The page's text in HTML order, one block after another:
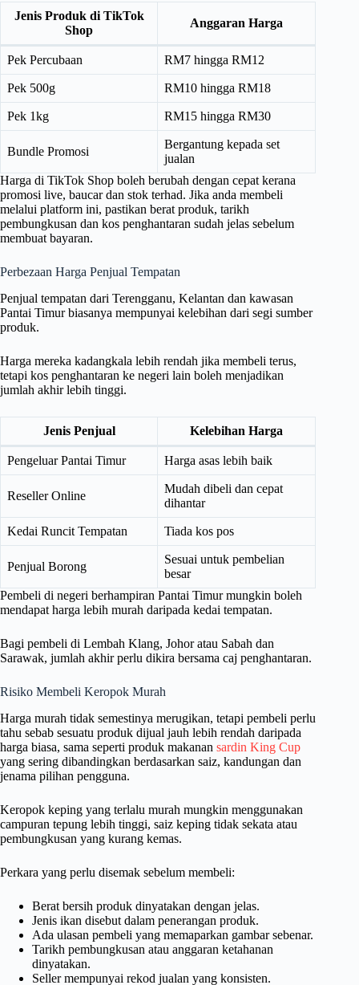
Jenis Produk di TikTok
Shop
Anggaran Harga
Pek Percubaan RM7 hingga RM12
Pek 500g RM10 hingga RM18
Pek 1kg RM15 hingga RM30
Bundle Promosi
Bergantung kepada set
jualan
Harga di TikTok Shop boleh berubah dengan cepat kerana
promosi live, baucar dan stok terhad. Jika anda membeli
melalui platform ini, pastikan berat produk, tarikh
pembungkusan dan kos penghantaran sudah jelas sebelum
membuat bayaran.
Perbezaan Harga Penjual Tempatan
Penjual tempatan dari Terengganu, Kelantan dan kawasan
Pantai Timur biasanya mempunyai kelebihan dari segi sumber
produk.
Harga mereka kadangkala lebih rendah jika membeli terus,
tetapi kos penghantaran ke negeri lain boleh menjadikan
jumlah akhir lebih tinggi.
Jenis Penjual Kelebihan Harga
Pengeluar Pantai Timur Harga asas lebih baik
Reseller Online
Mudah dibeli dan cepat
dihantar
Kedai Runcit Tempatan Tiada kos pos
Penjual Borong
Sesuai untuk pembelian
besar
Pembeli di negeri berhampiran Pantai Timur mungkin boleh
mendapat harga lebih murah daripada kedai tempatan.
Bagi pembeli di Lembah Klang, Johor atau Sabah dan
Sarawak, jumlah akhir perlu dikira bersama caj penghantaran.
Risiko Membeli Keropok Murah
Harga murah tidak semestinya merugikan, tetapi pembeli perlu
tahu sebab sesuatu produk dijual jauh lebih rendah daripada
harga biasa, sama seperti produk makanan sardin King Cup
yang sering dibandingkan berdasarkan saiz, kandungan dan
jenama pilihan pengguna.
Keropok keping yang terlalu murah mungkin menggunakan
campuran tepung lebih tinggi, saiz keping tidak sekata atau
pembungkusan yang kurang kemas.
Perkara yang perlu disemak sebelum membeli:
Berat bersih produk dinyatakan dengan jelas.
Jenis ikan disebut dalam penerangan produk.
Ada ulasan pembeli yang memaparkan gambar sebenar.
Tarikh pembungkusan atau anggaran ketahanan
dinyatakan.
Seller mempunyai rekod jualan yang konsisten.